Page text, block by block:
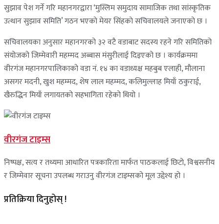
सुझाव पेश गर्ने गरि महानगरद्वारा ‘मुस्लिम समुदाय सामाजिक तथा सांस्कृतिक
उत्थान सुझाव समिति’ गठन भएकाे मेयर सिंहकाे सचिवालयले जनाएकाे छ ।
सचिवालयका अनुसार महानगरको ३२ वटै वडाबाट सदस्य रहने गरि समितिको
संयोजको जिम्मेवारी महम्मद अब्बास मंसुरीलाई दिइएको छ । कार्यक्रममा
वीरगंज महानगरपालिकाको वडा नं. १४ का वडाध्यक्ष महबुब एलाही, मौलाना
असगर मदनी, खुश महम्मद, शेष लाल महम्मद, कलिमुल्लाह मियाँ ठकुराई,
खैरुद्धिन मियाँ लगायतको सहभागिता रहेको थियो ।
वीरगंज टाइम्स
निष्पक्ष, सत्य र तथ्यमा आधारित पत्रकारिता मार्फत पाठकलाई छिटो, विश्वसनीय
र जिम्मेवार सूचना उपलब्ध गराउनु वीरगंज टाइम्सको मूल उद्देश्य हो ।
प्रतिक्रिया दिनुहोस् !